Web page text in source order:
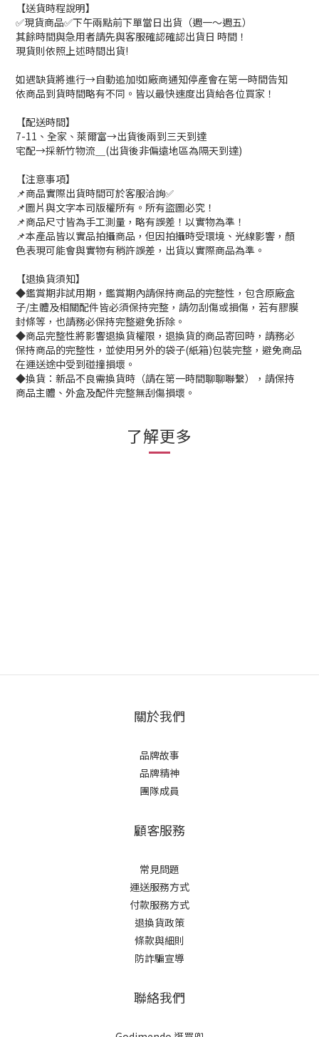
【送貨時程說明】
✅現貨商品✅下午兩點前下單當日出貨（週一～週五）
其餘時間與急用者請先與客服確認確認出貨日 時間！
現貨則依照上述時間出貨!
如遇缺貨將進行→自動追加!如廠商通知停產會在第一時間告知
依商品到貨時間略有不同。皆以最快速度出貨給各位買家！
【配送時間】
7-11、全家、萊爾富→出貨後兩到三天到達
宅配→採新竹物流＿(出貨後非偏遠地區為隔天到達)
【注意事項】
📌商品實際出貨時間可於客服洽詢✅
📌圖片與文字本司版權所有。所有盜圖必究！
📌商品尺寸皆為手工測量，略有誤差！以實物為準！
📌本產品皆以實品拍攝商品，但因拍攝時受環境、光線影響，顏
色表現可能會與實物有稍許誤差，出貨以實際商品為準。
【退換貨須知】
◆鑑賞期非試用期，鑑賞期內請保持商品的完整性，包含原廠盒
子/主體及相關配件皆必須保持完整，請勿刮傷或損傷，若有膠膜
封條等，也請務必保持完整避免拆除。
◆商品完整性將影響退換貨權限，退換貨的商品寄回時，請務必
保持商品的完整性，並使用另外的袋子(紙箱)包裝完整，避免商品
在運送途中受到碰撞損壞。
◆換貨：新品不良需換貨時（請在第一時間聊聊聯繫），請保持
商品主體、外盒及配件完整無刮傷損壞。
了解更多
關於我們
品牌故事
品牌精神
團隊成員
顧客服務
常見問題
運送服務方式
付款服務方式
退換貨政策
條款與細則
防詐騙宣導
聯絡我們